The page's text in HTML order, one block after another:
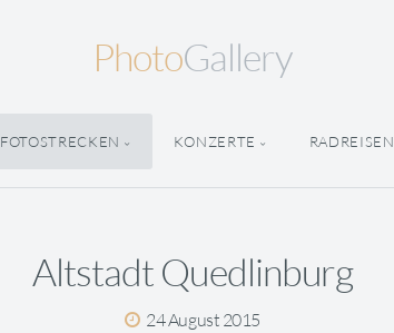
PhotoGallery
FOTOSTRECKEN KONZERTE RADREISEN
Altstadt Quedlinburg
24 August 2015